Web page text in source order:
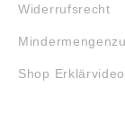
Widerrufsrecht
Shop